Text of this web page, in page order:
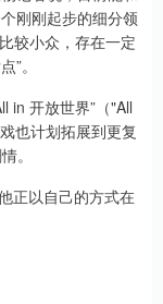
刚刚起步的细分领
较小众，存在一定
”。
in 开放世界”（"All
也计划拓展到更复
。
正以自己的方式在